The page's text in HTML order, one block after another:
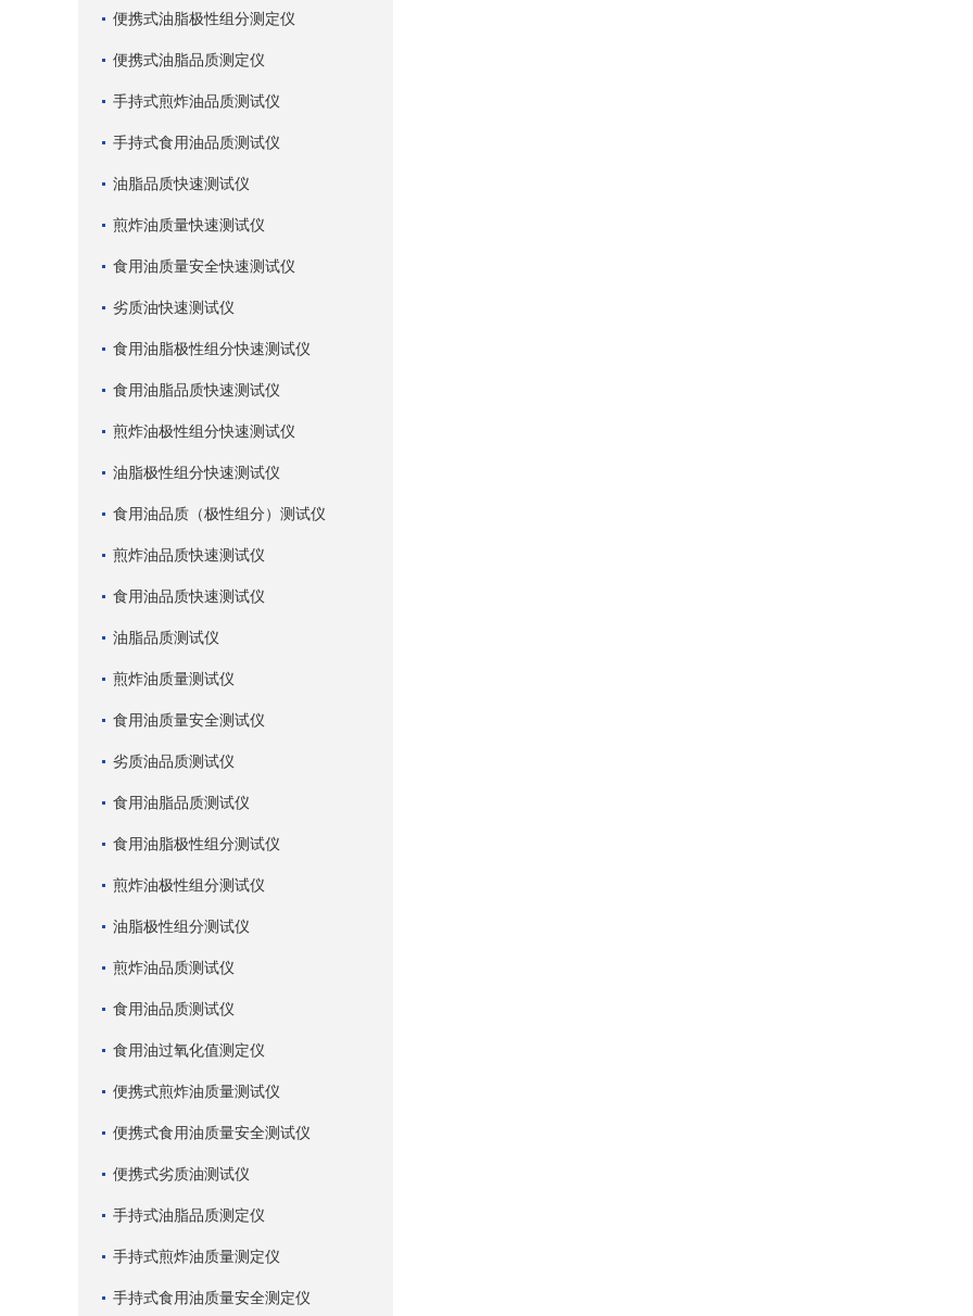
便携式油脂极性组分测定仪
便携式油脂品质测定仪
手持式煎炸油品质测试仪
手持式食用油品质测试仪
油脂品质快速测试仪
煎炸油质量快速测试仪
食用油质量安全快速测试仪
劣质油快速测试仪
食用油脂极性组分快速测试仪
食用油脂品质快速测试仪
煎炸油极性组分快速测试仪
油脂极性组分快速测试仪
食用油品质（极性组分）测试仪
煎炸油品质快速测试仪
食用油品质快速测试仪
油脂品质测试仪
煎炸油质量测试仪
食用油质量安全测试仪
劣质油品质测试仪
食用油脂品质测试仪
食用油脂极性组分测试仪
煎炸油极性组分测试仪
油脂极性组分测试仪
煎炸油品质测试仪
食用油品质测试仪
食用油过氧化值测定仪
便携式煎炸油质量测试仪
便携式食用油质量安全测试仪
便携式劣质油测试仪
手持式油脂品质测定仪
手持式煎炸油质量测定仪
手持式食用油质量安全测定仪